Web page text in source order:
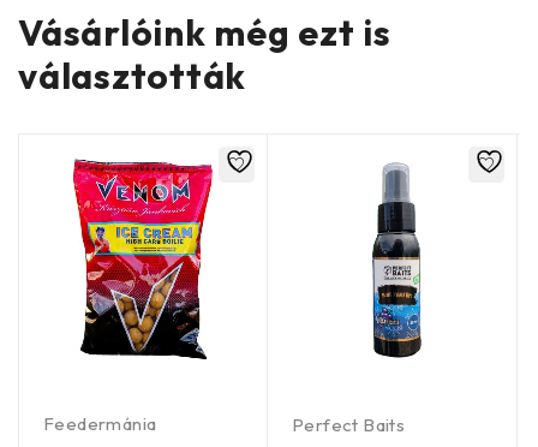
Vásárlóink még ezt is
választották
Feedermánia
Perfect Baits